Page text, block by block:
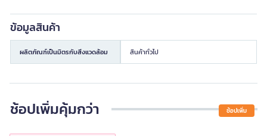
ข้อมูลสินค้า
ผลิตภัณฑ์เป็นมิตรกับสิ่งแวดล้อม สินค้าทั่วไป
ช้อปเพิ่มคุ้มกว่า ช้อปเพิ่ม